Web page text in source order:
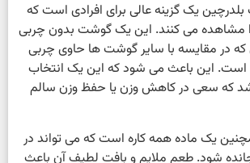
بلدرچین یک گزینه عالی برای افرادی است که
مشاهده می کنند. این یک گوشت بدون چربی
در مقایسه با سایر گوشت ها حاوی چربی
است. این باعث می شود که این یک انتخاب
که سعی در کاهش وزن یا حفظ وزن سالم
یک ماده همه کاره است که می تواند در
شود. طعم ملایم و بافت لطیف آن باعث